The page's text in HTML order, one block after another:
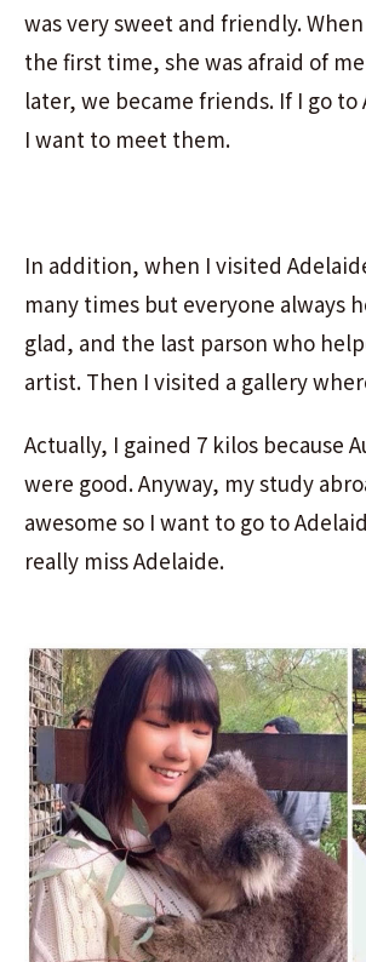
was very sweet and friendly.
the first time, she was afraid of
later, we became friends. If I go to
I want to meet them.
In addition, when I visited
many times but everyone always
glad, and the last parson who
artist. Then I visited a gallery
Actually, I gained 7 kilos because
were good. Anyway, my study
awesome so I want to go to
really miss Adelaide.